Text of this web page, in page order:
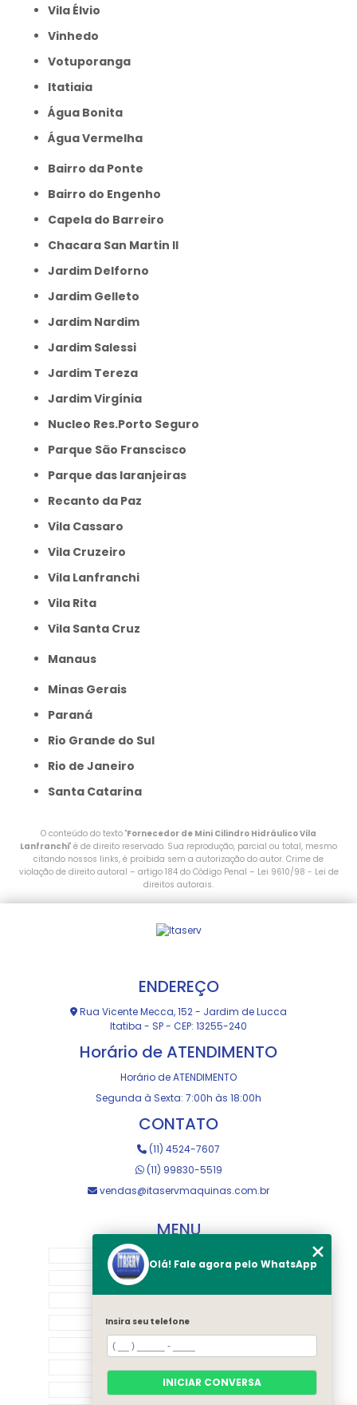
Vila Élvio
Vinhedo
Votuporanga
itatiaia
Água Bonita
Água Vermelha
Bairro da Ponte
Bairro do Engenho
Capela do Barreiro
Chacara San Martin II
Jardim Delforno
Jardim Gelleto
Jardim Nardim
Jardim Salessi
Jardim Tereza
Jardim Virgínia
Nucleo Res.Porto Seguro
Parque São Franscisco
Parque das laranjeiras
Recanto da Paz
Vila Cassaro
Vila Cruzeiro
Vila Lanfranchi
Vila Rita
Vila Santa Cruz
Manaus
Minas Gerais
Paraná
Rio Grande do Sul
Rio de Janeiro
Santa Catarina
O conteúdo do texto "Fornecedor de Mini Cilindro Hidráulico Vila
Lanfranchi" é de direito reservado. Sua reprodução, parcial ou total, mesmo
citando nossos links, é proibida sem a autorização do autor. Crime de
violação de direito autoral – artigo 184 do Código Penal – Lei 9610/98 - Lei de
direitos autorais.
ENDEREÇO
Rua Vicente Mecca, 152 - Jardim de Lucca
Itatiba - SP - CEP: 13255-240
Horário de ATENDIMENTO
Horário de ATENDIMENTO
Segunda à Sexta: 7:00h às 18:00h
CONTATO
(11) 4524-7607
(11) 99830-5519
vendas@itaservmaquinas.com.br
MENU
MANUTENÇÃO E USINAGEM
LOJA
EQUIPAMENTOS
RASTREAMENTO
CONTATO
Olá! Fale agora pelo WhatsApp
Insira seu telefone
INICIAR CONVERSA